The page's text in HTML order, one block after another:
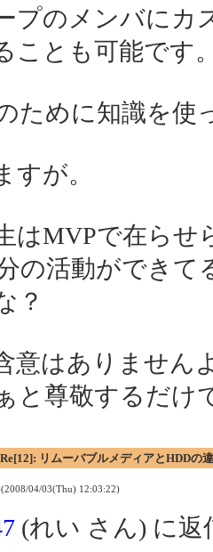
プのメンバにカ
ことも可能です
ために知識を使
すが。
はMVPで在ら
の活動ができ
？
意はありません
と尊敬するだけ
Re[12]: リムーバブルメディアとHDDの
04/03(Thu) 12:03:22)
(れい さん) に返